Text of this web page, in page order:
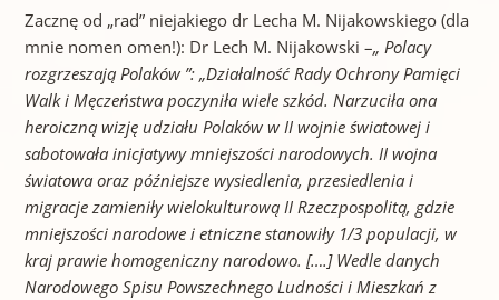
Zacznę od „rad” niejakiego dr Lecha M. Nijakowskiego (dla
mnie nomen omen!): Dr Lech M. Nijakowski –„ Polacy
rozgrzeszają Polaków ”: „Działalność Rady Ochrony Pamięci
Walk i Męczeństwa poczyniła wiele szkód. Narzuciła ona
heroiczną wizję udziału Polaków w II wojnie światowej i
sabotowała inicjatywy mniejszości narodowych. II wojna
światowa oraz późniejsze wysiedlenia, przesiedlenia i
migracje zamieniły wielokulturową II Rzeczpospolitą, gdzie
mniejszości narodowe i etniczne stanowiły 1/3 populacji, w
kraj prawie homogeniczny narodowo. [….] Wedle danych
Narodowego Spisu Powszechnego Ludności i Mieszkań z